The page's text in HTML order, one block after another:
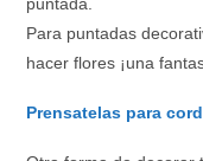
puntada.
Para puntadas
hacer flores ¡una
Prensatelas para